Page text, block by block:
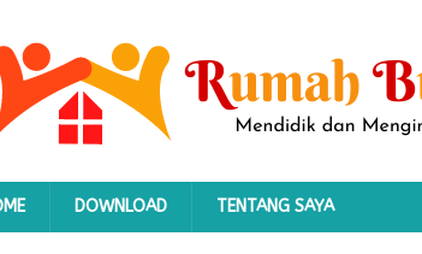
DOWNLOAD TENTANG SAYA